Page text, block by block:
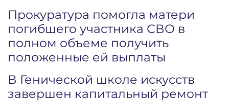
Прокуратура помогла матери
погибшего участника СВО в
полном объеме получить
положенные ей выплаты
В Генической школе искусств
завершен капитальный ремонт